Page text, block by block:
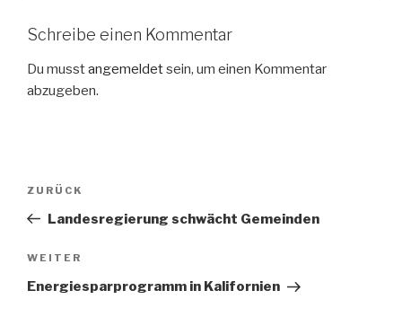
Schreibe einen Kommentar
Du musstangemeldetsein, um einen Kommentar
abzugeben.
Beitragsnavigation
Vorheriger
Beitrag
ZURÜCK
Landesregierung schwächt Gemeinden
Nächster
Beitrag
WEITER
Energiesparprogramm in Kalifornien